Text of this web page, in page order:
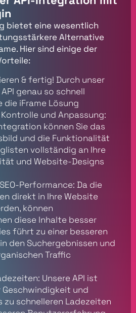
bietet eine wesentlich
Alternative
Hier sind einige der
& fertig! Durch unser
genau so schnell
iFrame Lösung
und Anpassung:
können Sie das
und die Funktionalität
vollständig an Ihre
und Website-Designs
Performance: Da die
direkt in Ihre Website
können
diese Inhalte besser
führt zu einer besseren
den Suchergebnissen und
Traffic
Unsere API ist
und
zu schnelleren Ladezeiten